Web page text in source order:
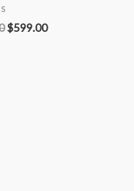
$599.00